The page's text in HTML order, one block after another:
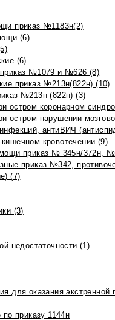
приказ №1183н(2)
(6)
(6)
приказ №1079 и №626 (8)
приказ №213н(822н) (10)
№213н (822н) (3)
остром коронарном
остром нарушении
антиВИЧ
кровотечении (9)
приказ № 345н/372н,
приказ №342,
(7)
(3)
недостаточности (1)
для оказания
приказу 1144н